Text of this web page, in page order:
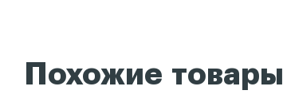
Похожие товары